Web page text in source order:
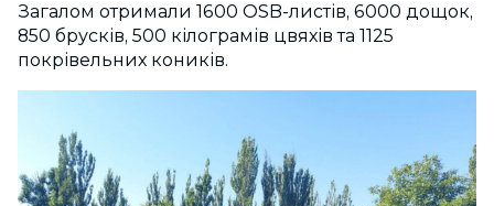
Загалом отримали 1600 OSB-листів, 6000 дощок,
850 брусків, 500 кілограмів цвяхів та 1125
покрівельних коників.